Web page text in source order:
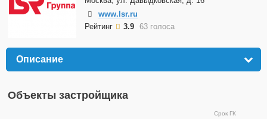
www.lsr.ru
Рейтинг
3.9 63 голоса
Описание
Объекты застройщика
Срок ГК